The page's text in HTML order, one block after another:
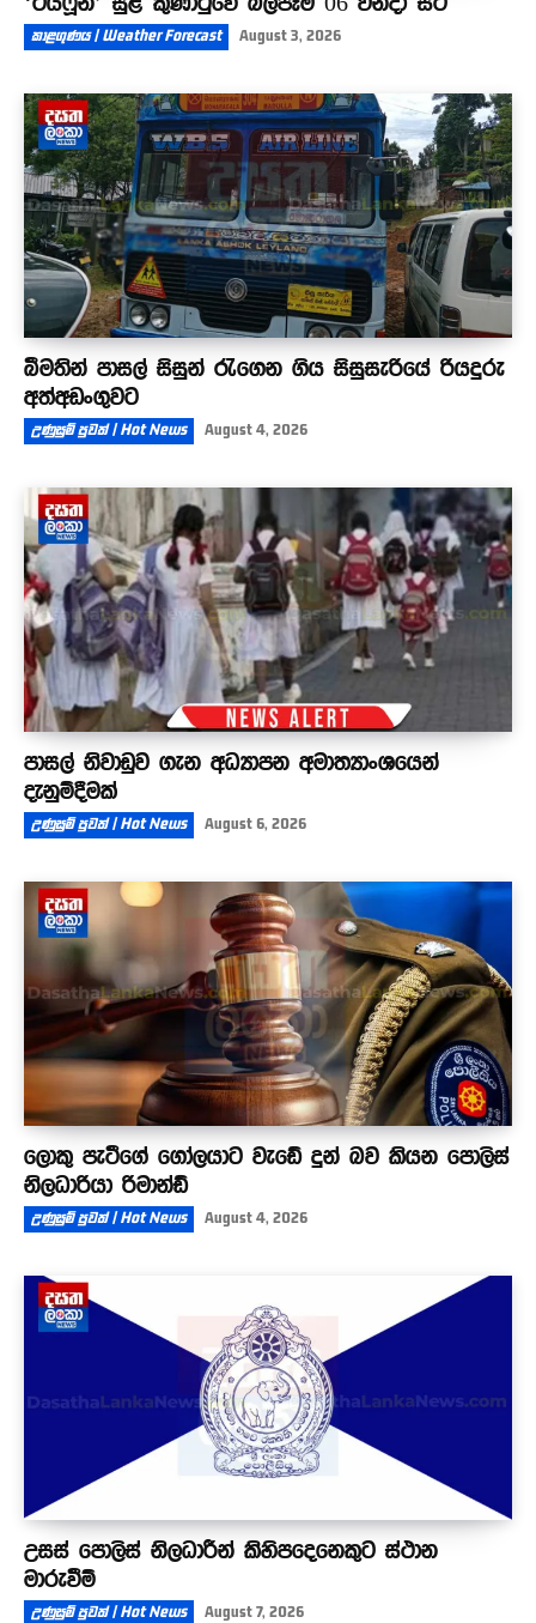
කාළගුණය | Weather Forecast August 3, 2026
බීමතින් පාසල් සිසුන් රැගෙන ගිය සිසුසැරියේ රියදුරු
අත්අඩංගුවට
උණුසුම් පුවත් | Hot News August 4, 2026
පාසල් නිවාඩුව ගැන අධ්‍යාපන අමාත්‍යාංශයෙන්
දැනුම්දීමක්
උණුසුම් පුවත් | Hot News August 6, 2026
ලොකු පැටීගේ ගෝලයාට වැඩේ දුන් බව කියන පොලිස්
නිලධාරියා රිමාන්ඩ්
උණුසුම් පුවත් | Hot News August 4, 2026
උසස් පොලිස් නිලධාරීන් කිහිපදෙනෙකුට ස්ථාන
මාරුවීම්
උණුසුම් පුවත් | Hot News August 7, 2026